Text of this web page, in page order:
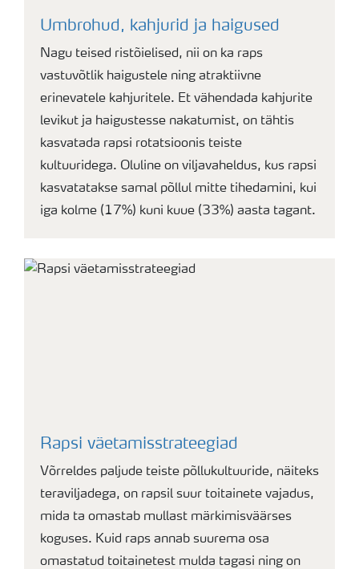
Umbrohud, kahjurid ja haigused
Nagu teised ristõielised, nii on ka raps
vastuvõtlik haigustele ning atraktiivne
erinevatele kahjuritele. Et vähendada kahjurite
levikut ja haigustesse nakatumist, on tähtis
kasvatada rapsi rotatsioonis teiste
kultuuridega. Oluline on viljavaheldus, kus rapsi
kasvatatakse samal põllul mitte tihedamini, kui
iga kolme (17%) kuni kuue (33%) aasta tagant.
Rapsi väetamisstrateegiad
Võrreldes paljude teiste põllukultuuride, näiteks
teraviljadega, on rapsil suur toitainete vajadus,
mida ta omastab mullast märkimisväärses
koguses. Kuid raps annab suurema osa
omastatud toitainetest mulda tagasi ning on